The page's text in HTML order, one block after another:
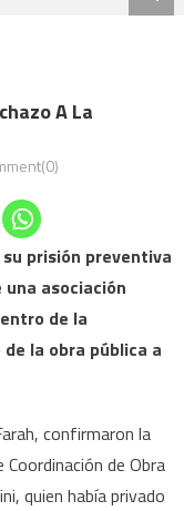
A La
prisión preventiva
asociación
de la
la obra pública a
confirmaron la
de Obra
quien había privado